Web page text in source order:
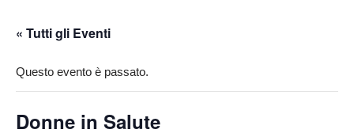
« Tutti gli Eventi
Questo evento è passato.
Donne in Salute